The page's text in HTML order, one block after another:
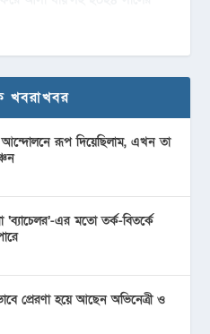
খবরাখবর
রূপ দিয়েছিলাম, এখন তা
এর মতো তর্ক-বিতর্কে
প্রেরণা হয়ে আছেন অভিনেত্রী ও